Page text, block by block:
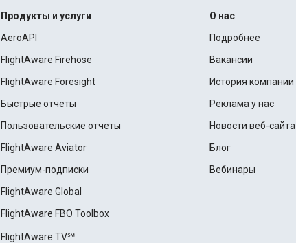
Продукты и услуги
AeroAPI
FlightAware Firehose
FlightAware Foresight
Быстрые отчеты
Пользовательские отчеты
FlightAware Aviator
Премиум-подписки
FlightAware Global
FlightAware FBO Toolbox
FlightAware TV℠
О нас
Подробнее
Вакансии
История компании
Реклама у нас
Новости веб-сайта
Блог
Вебинары